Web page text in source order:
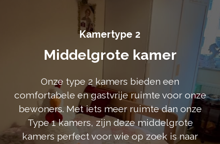
Kamertype 2
Middelgrote kamer
Onze type 2 kamers bieden een
comfortabele en gastvrije ruimte voor onze
bewoners. Met iets meer ruimte dan onze
Type 1 kamers, zijn deze middelgrote
kamers perfect voor wie op zoek is naar